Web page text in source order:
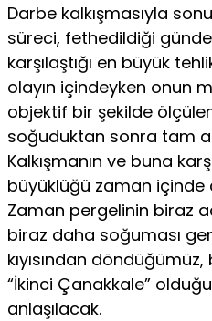
Darbe kalkışmasıyla
süreci, fethedildiği
karşılaştığı en büyük
olayın içindeyken onun
objektif bir şekilde
soğuduktan sonra tam
Kalkışmanın ve buna
büyüklüğü zaman içinde
Zaman pergelinin biraz
biraz daha soğuması
kıyısından
“İkinci Çanakkale”
anlaşılacak.